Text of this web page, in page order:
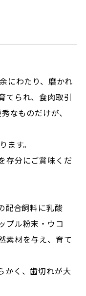
にわたり、磨かれ
てられ、食肉取引
なものだけが、
す。
存分にご賞味くだ
配合飼料に乳酸
プル粉末・ウコ
素材を与え、育て
かく、歯切れが大